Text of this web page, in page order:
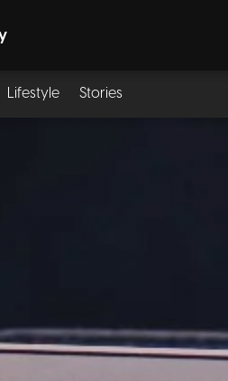
Lifestyle Stories